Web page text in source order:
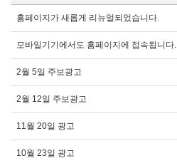
홈페이지가 새롭게 리뉴얼되었습니다.
모바일기기에서도 홈페이지에 접속됩니다.
2월 5일 주보광고
2월 12일 주보광고
11월 20일 광고
10월 23일 광고